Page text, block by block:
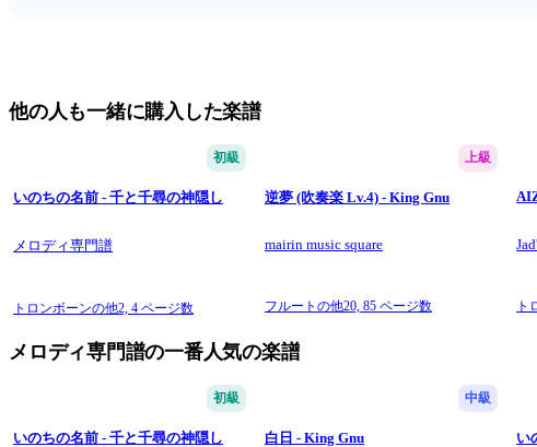
他の人も一緒に購入した楽譜
初級
いのちの名前 - 千と千尋の神隠し
メロディ専門譜
トロンボーンの他2, 4 ページ数
上級
逆夢 (吹奏楽 Lv.4) - King Gnu
mairin music square
フルートの他20,85 ページ数 ト
メロディ専門譜の一番人気の楽譜
初級
いのちの名前 - 千と千尋の神隠し
中級
白日 - King Gnu い